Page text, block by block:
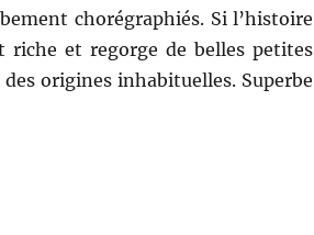
chorégraphiés. Si l’histoire
riche et regorge de belles petites
origines inhabituelles. Superbe